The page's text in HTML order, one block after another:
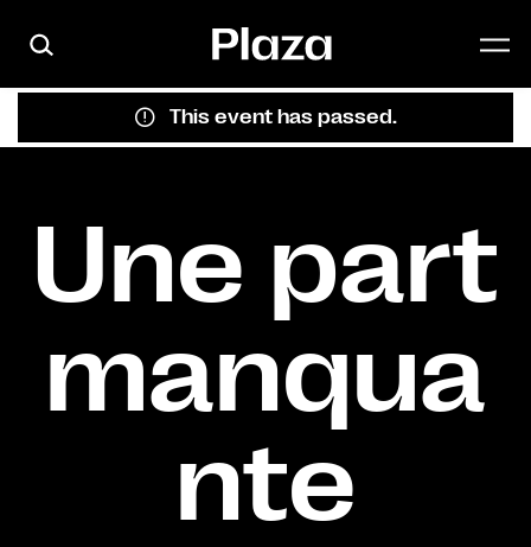
This event has passed.
Une part
manqua
nte